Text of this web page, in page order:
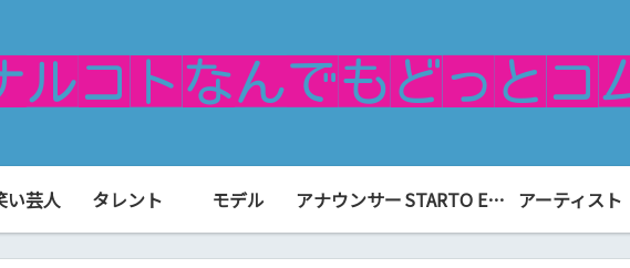
い芸人 タレント モデル アナウンサー STARTO ENTERTAINMENT（旧ジャニーズ） アーティスト